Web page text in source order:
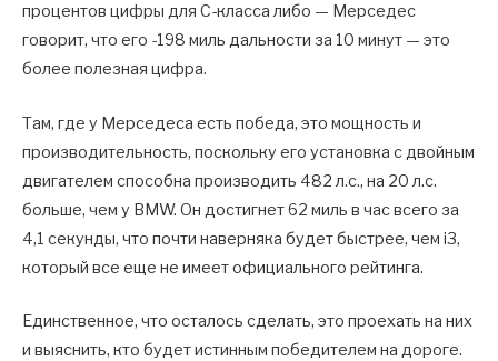
процентов цифры для C-класса либо — Мерседес
говорит, что его -198 миль дальности за 10 минут — это
более полезная цифра.
Там, где у Мерседеса есть победа, это мощность и
производительность, поскольку его установка с двойным
двигателем способна производить 482 л.с., на 20 л.с.
больше, чем у BMW. Он достигнет 62 миль в час всего за
4,1 секунды, что почти наверняка будет быстрее, чем i3,
который все еще не имеет официального рейтинга.
Единственное, что осталось сделать, это проехать на них
и выяснить, кто будет истинным победителем на дороге.